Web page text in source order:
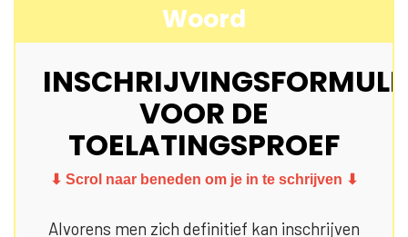
Woord
VOOR DE
TOELATINGSPROEF
⬇ Scrol naar beneden om je in te schrijven ⬇
Alvorens men zich definitief kan inschrijven